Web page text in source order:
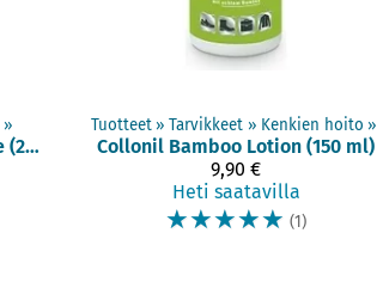
‪»
Organic Cover suojasuihke (200 ml)
Tuotteet ‪» Tarvikkeet ‪» Kenkien hoito ‪»
Collonil Bamboo Lotion (150 ml)
9,90 €
Heti saatavilla
☆☆☆☆☆ (1)